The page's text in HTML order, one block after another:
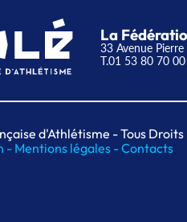
La
33 Avenue
T.01 53 80 70 00
d'Athlétisme - Tous Droits
-Mentions légales -Contacts